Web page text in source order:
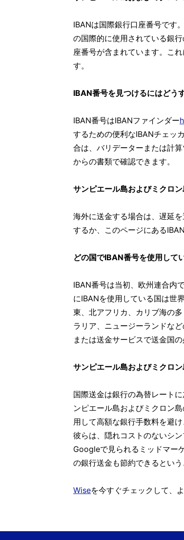
IBANは国際銀行口座番号です
の国際的に使用されている銀
座番号が含まれています。こ
す。
IBAN番号を見つけるにはどう
IBAN番号はIBANファインダー
するための便利なIBANチェッ
合は、バリデーターまたは計
からの書類で確認できます。
サンピエール島およびミクロ
海外に送金する場合は、遅延
するか、このページにある
どの国でIBAN番号を使用して
IBAN番号は当初、欧州連合内
にIBANを使用している国は世
東、北アフリカ、カリブ海の
ラリア、ニュージーランドな
または送金サービスで送金国
サンピエール島およびミクロ
国際送金は銀行の為替レート
ンピエール島およびミクロン
用して高額な銀行手数料を避
彼らは、隠れコストのないシ
Googleで見られるミッドマー
の銀行送金も節約できるという
Wiseを今すぐチェックして、